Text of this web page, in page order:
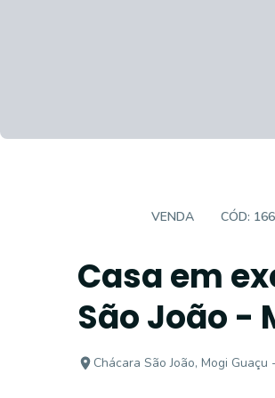
VENDA CÓD:
Casa em
São João -
Chácara São João, Mogi Guaçu